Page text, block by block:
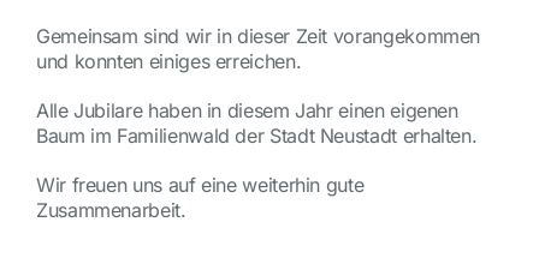
Gemeinsam sind wir in dieser Zeit vorangekommen
und konnten einiges erreichen.
Alle Jubilare haben in diesem Jahr einen eigenen
Baum im Familienwald der Stadt Neustadt erhalten.
Wir freuen uns auf eine weiterhin gute
Zusammenarbeit.